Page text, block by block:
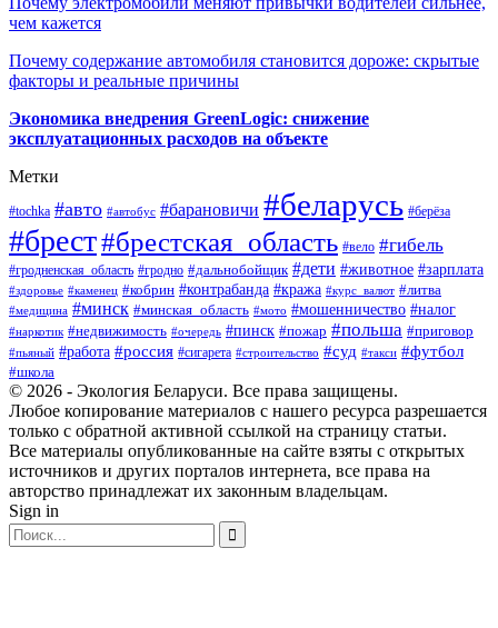
чем кажется
Почему содержание автомобиля становится дороже: скрытые
факторы и реальные причины
Экономика внедрения GreenLogic: снижение
эксплуатационных расходов на объекте
Метки
#tochka #авто #автобус #барановичи #беларусь #берёза
#брест#брестская_область #вело #гибель
#гродненская_область #гродно #дальнобойщик #дети #животное #зарплата
#здоровье #каменец #кобрин #контрабанда #кража #курс_валют #литва
#медицина #минск #минская_область #мото #мошенничество #налог
#наркотик #недвижимость #очередь #пинск #пожар #польша #приговор
#пьяный #работа #россия #сигарета #строительство #суд #такси #футбол
#школа
© 2026 - Экология Беларуси. Все права защищены.
Любое копирование материалов с нашего ресурса разрешается
только с обратной активной ссылкой на страницу статьи.
Все материалы опубликованные на сайте взяты с открытых
источников и других порталов интернета, все права на
авторство принадлежат их законным владельцам.
Sign in